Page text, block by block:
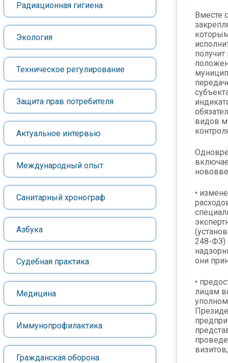
Радиационная гигиена
Экология
Техническое регулирование
Защита прав потребителя
Актуальное интервью
Международный опыт
Санитарный хронограф
Азбука
Судебная практика
Медицина
Иммунопрофилактика
Гражданская оборона
Вместе
видов
•
248-ФЗ)
они
•
лицам
визитов;